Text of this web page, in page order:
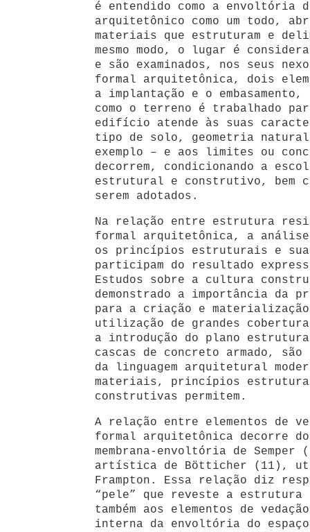
é entendido como a envoltória
arquitetônico como um todo,
materiais que estruturam e
mesmo modo, o lugar é
e são examinados, nos seus
formal arquitetônica, dois
a implantação e o
como o terreno é trabalhado
edifício atende às suas
tipo de solo, geometria
exemplo – e aos limites ou
decorrem, condicionando a
estrutural e construtivo, bem
serem adotados.
Na relação entre estrutura
formal arquitetônica, a análise
os princípios estruturais e
participam do resultado
Estudos sobre a cultura
demonstrado a importância da
para a criação e materialização
utilização de grandes
a introdução do plano
cascas de concreto armado, são
da linguagem arquitetural
materiais, princípios
construtivas permitem.
A relação entre elementos de
formal arquitetônica decorre
membrana-envoltória de Semper
artística de Bötticher (11),
Frampton. Essa relação diz
“pele” que reveste a
também aos elementos de
interna da envoltória do